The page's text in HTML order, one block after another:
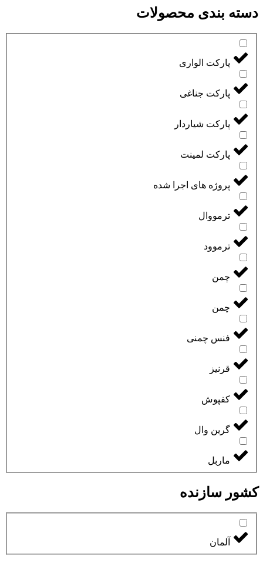
دسته بندی محصولات
پارکت الواری
پارکت جناغی
پارکت شیاردار
پارکت لمینت
پروژه های اجرا شده
ترمووال
ترموود
چمن
چمن
فنس چمنی
قرنیز
کفپوش
گرین وال
ماربل
کشور سازنده
آلمان